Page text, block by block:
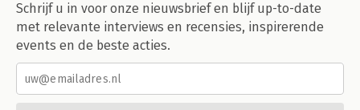
Schrijf u in voor onze nieuwsbrief en blijf up-to-date
met relevante interviews en recensies, inspirerende
events en de beste acties.